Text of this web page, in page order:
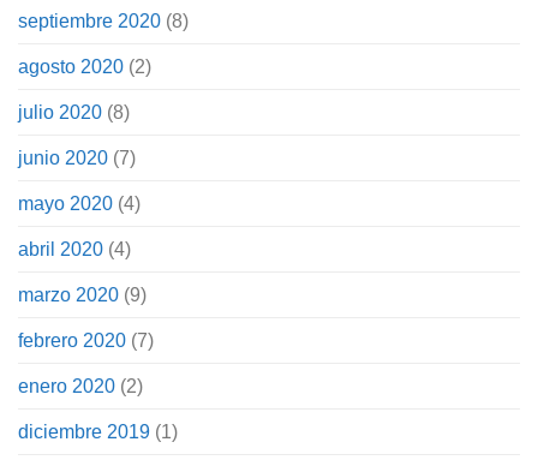
septiembre 2020 (8)
agosto 2020 (2)
julio 2020 (8)
junio 2020 (7)
mayo 2020 (4)
abril 2020 (4)
marzo 2020 (9)
febrero 2020 (7)
enero 2020 (2)
diciembre 2019 (1)